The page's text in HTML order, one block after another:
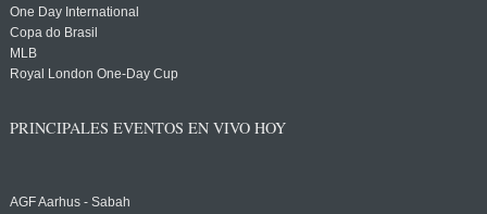
One Day International
Copa do Brasil
MLB
Royal London One-Day Cup
PRINCIPALES EVENTOS EN VIVO HOY
AGF Aarhus - Sabah